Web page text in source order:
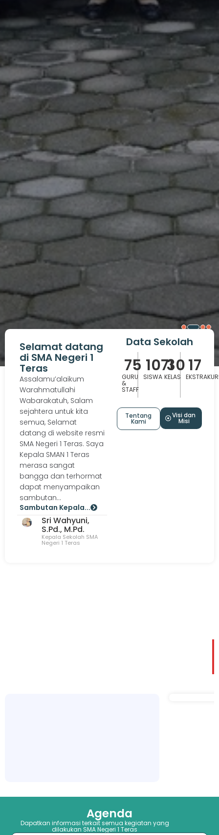
Selamat datang
di SMA Negeri 1
Teras
Assalamu’alaikum
Warahmatullahi
Wabarakatuh, Salam
sejahtera untuk kita
semua, Selamat
datang di website resmi
SMA Negeri 1 Teras. Saya
Kepala SMAN 1 Teras
merasa sangat
bangga dan terhormat
dapat menyampaikan
sambutan...
Sambutan Kepala...
Sri Wahyuni,
S.Pd., M.Pd.
Kepala Sekolah SMA
Negeri 1 Teras
Data Sekolah
75
GURU
&
STAFF
1071
SISWA
30
KELAS
17
Tentang
Kami
Visi dan
Misi
Agenda
Dapatkan informasi terkait semua kegiatan yang
dilakukan SMA Negeri 1 Teras